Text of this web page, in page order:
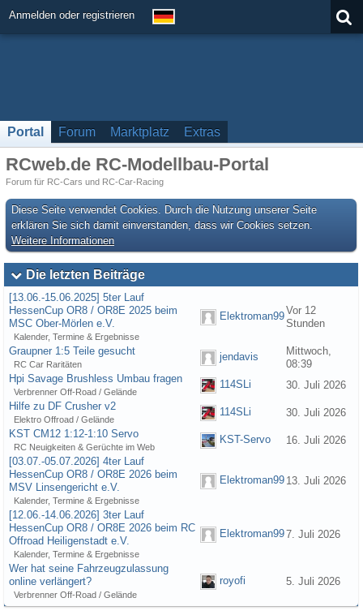
Anmelden oder registrieren
Portal Forum Marktplatz Extras
RCweb.de RC-Modellbau-Portal
Forum für RC-Cars und RC-Car-Racing
Diese Seite verwendet Cookies. Durch die Nutzung unserer Seite
erklären Sie sich damit einverstanden, dass wir Cookies setzen.
Weitere Informationen
Die letzten Beiträge
[13.06.-15.06.2025] 5ter Lauf
HessenCup OR8 / OR8E 2025 beim
MSC Ober-Mörlen e.V.
Kalender, Termine & Ergebnisse
Elektroman99Vor 12
Stunden
Graupner 1:5 Teile gesucht
RC Car Raritäten
jendavis
Mittwoch,
08:39
Hpi Savage Brushless Umbau fragen
Verbrenner Off-Road / Gelände
114SLi
30. Juli 2026
Hilfe zu DF Crusher v2
Elektro Offroad / Gelände
114SLi
30. Juli 2026
KST CM12 1:12-1:10 Servo
RC Neuigkeiten & Gerüchte im Web
KST-Servo
16. Juli 2026
[03.07.-05.07.2026] 4ter Lauf
HessenCup OR8 / OR8E 2026 beim
MSV Linsengericht e.V.
Kalender, Termine & Ergebnisse
Elektroman99 13. Juli 2026
[12.06.-14.06.2026] 3ter Lauf
HessenCup OR8 / OR8E 2026 beim RC
Offroad Heiligenstadt e.V.
Kalender, Termine & Ergebnisse
Elektroman997. Juli 2026
Wer hat seine Fahrzeugzulassung
online verlängert?
Verbrenner Off-Road / Gelände
royofi 5. Juli 2026